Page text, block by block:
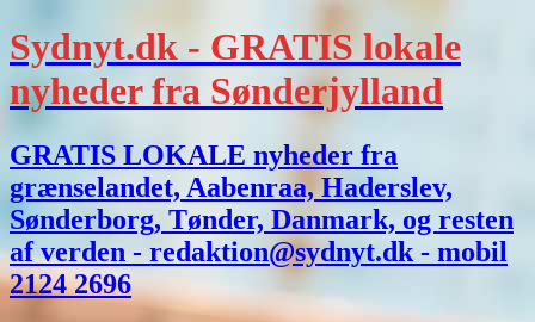
Sydnyt.dk - GRATIS lokale
nyheder fra Sønderjylland
GRATIS LOKALE nyheder fra
grænselandet, Aabenraa, Haderslev,
Sønderborg, Tønder, Danmark, og resten
af verden - redaktion@sydnyt.dk - mobil
2124 2696